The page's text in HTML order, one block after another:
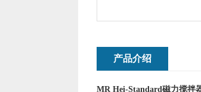
产品介绍
MR Hei-Standard磁力搅拌